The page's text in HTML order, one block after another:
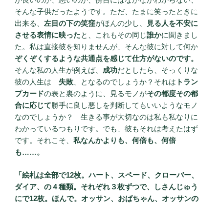
そんな子供だったようです。ただ、たまに笑ったときに
出来る、 左目の下の笑窪がほんの少し、
見る人を不安に
させる表情に映ったと、これもその同じ誰かに聞きまし
た。私は直接彼を知りませんが、そんな彼に対して何か
ぞくぞくするような共通点を感じて仕方がないのです。
そんな私の人生が例えば、 成功だとしたら、そっくりな
彼の人生は 失敗 、となるのでしょうか？それは トラン
プカードの表と裏のように、見るモノがその都度その都
合に応じて勝手に良し悪しを判断してもいいようなモノ
なのでしょうか？ 生きる事が大切なのは私も私なりに
わかっているつもりです。でも、彼もそれは考えたはず
です。それこそ、 私なんかよりも、何倍も、何倍
も……。
「絵札は全部で12枚。ハート、スペード、クローバー、
ダイア、の４種類。それぞれ３枚ずつで、しさんじゅう
にで12枚。ほんで。オッサン、おばちゃん、オッサンの